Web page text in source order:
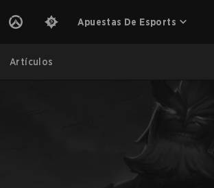
Apuestas De Esports
Artículos